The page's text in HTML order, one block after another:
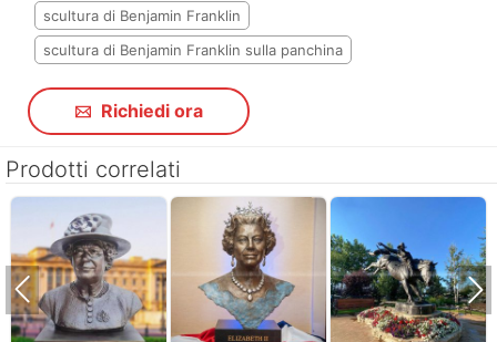
scultura di Benjamin Franklin
scultura di Benjamin Franklin sulla panchina
Richiedi ora
Prodotti correlati